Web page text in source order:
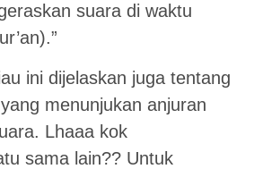
suara di waktu
ini dijelaskan juga tentang
menunjukan anjuran
Lhaaa kok
sama lain?? Untuk